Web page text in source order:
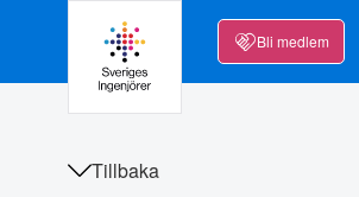
Bli medlem
Tillbaka